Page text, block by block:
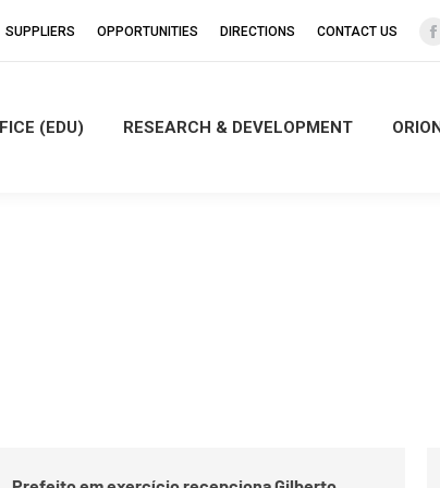
SUPPLIERS OPPORTUNITIES DIRECTIONS CONTACT US
(EDU) RESEARCH & DEVELOPMENT